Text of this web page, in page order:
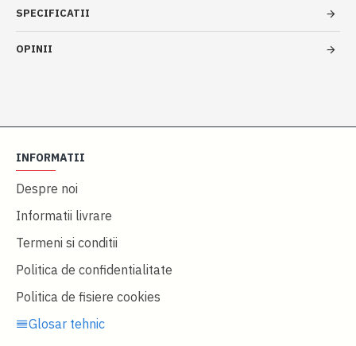
SPECIFICATII
OPINII
INFORMATII
Despre noi
Informatii livrare
Termeni si conditii
Politica de confidentialitate
Politica de fisiere cookies
Glosar tehnic